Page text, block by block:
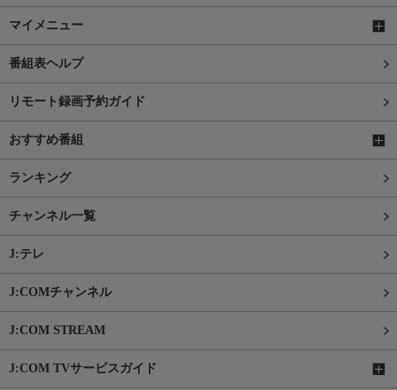
マイメニュー
番組表ヘルプ
リモート録画予約ガイド
おすすめ番組
ランキング
チャンネル一覧
J:テレ
J:COMチャンネル
J:COM STREAM
J:COM TVサービスガイド